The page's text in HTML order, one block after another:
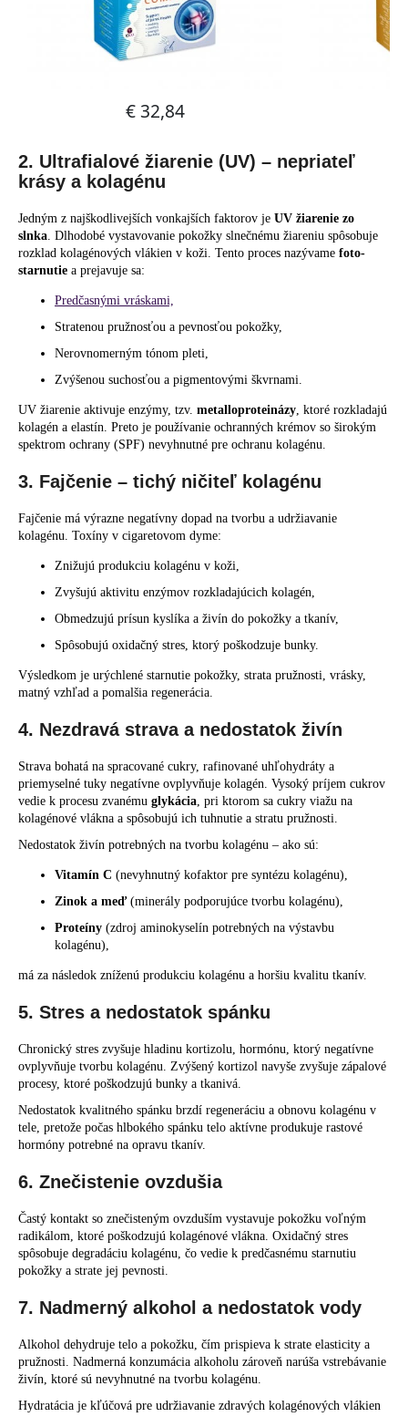
2. Ultrafialové žiarenie (UV) – nepriateľ
krásy a kolagénu
Jedným z najškodlivejších vonkajších faktorov je UV žiarenie zo
slnka. Dlhodobé vystavovanie pokožky slnečnému žiareniu spôsobuje
rozklad kolagénových vlákien v koži. Tento proces nazývame foto-
starnutie a prejavuje sa:
Predčasnými vráskami,
Stratenou pružnosťou a pevnosťou pokožky,
Nerovnomerným tónom pleti,
Zvýšenou suchosťou a pigmentovými škvrnami.
UV žiarenie aktivuje enzýmy, tzv. metalloproteinázy, ktoré rozkladajú
kolagén a elastín. Preto je používanie ochranných krémov so širokým
spektrom ochrany (SPF) nevyhnutné pre ochranu kolagénu.
3. Fajčenie – tichý ničiteľ kolagénu
Fajčenie má výrazne negatívny dopad na tvorbu a udržiavanie
kolagénu. Toxíny v cigaretovom dyme:
Znižujú produkciu kolagénu v koži,
Zvyšujú aktivitu enzýmov rozkladajúcich kolagén,
Obmedzujú prísun kyslíka a živín do pokožky a tkanív,
Spôsobujú oxidačný stres, ktorý poškodzuje bunky.
Výsledkom je urýchlené starnutie pokožky, strata pružnosti, vrásky,
matný vzhľad a pomalšia regenerácia.
4. Nezdravá strava a nedostatok živín
Strava bohatá na spracované cukry, rafinované uhľohydráty a
priemyselné tuky negatívne ovplyvňuje kolagén. Vysoký príjem cukrov
vedie k procesu zvanému glykácia, pri ktorom sa cukry viažu na
kolagénové vlákna a spôsobujú ich tuhnutie a stratu pružnosti.
Nedostatok živín potrebných na tvorbu kolagénu – ako sú:
Vitamín C (nevyhnutný kofaktor pre syntézu kolagénu),
Zinok a meď(minerály podporujúce tvorbu kolagénu),
Proteíny (zdroj aminokyselín potrebných na výstavbu
kolagénu),
má za následok zníženú produkciu kolagénu a horšiu kvalitu tkanív.
5. Stres a nedostatok spánku
Chronický stres zvyšuje hladinu kortizolu, hormónu, ktorý negatívne
ovplyvňuje tvorbu kolagénu. Zvýšený kortizol navyše zvyšuje zápalové
procesy, ktoré poškodzujú bunky a tkanivá.
Nedostatok kvalitného spánku brzdí regeneráciu a obnovu kolagénu v
tele, pretože počas hlbokého spánku telo aktívne produkuje rastové
hormóny potrebné na opravu tkanív.
6. Znečistenie ovzdušia
Častý kontakt so znečisteným ovzduším vystavuje pokožku voľným
radikálom, ktoré poškodzujú kolagénové vlákna. Oxidačný stres
spôsobuje degradáciu kolagénu, čo vedie k predčasnému starnutiu
pokožky a strate jej pevnosti.
7. Nadmerný alkohol a nedostatok vody
Alkohol dehydruje telo a pokožku, čím prispieva k strate elasticity a
pružnosti. Nadmerná konzumácia alkoholu zároveň narúša vstrebávanie
živín, ktoré sú nevyhnutné na tvorbu kolagénu.
Hydratácia je kľúčová pre udržiavanie zdravých kolagénových vlákien